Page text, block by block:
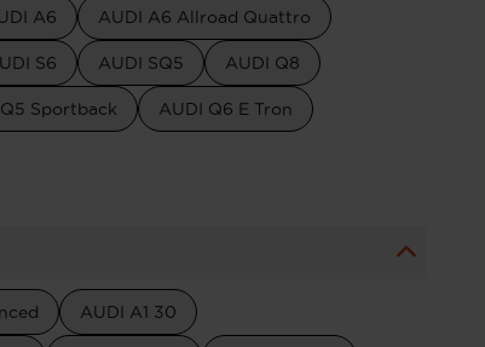
A6 AUDI A6 Allroad Quattro
S6 AUDI SQ5 AUDI Q8
Sportback AUDI Q6 E Tron
AUDI A1 30